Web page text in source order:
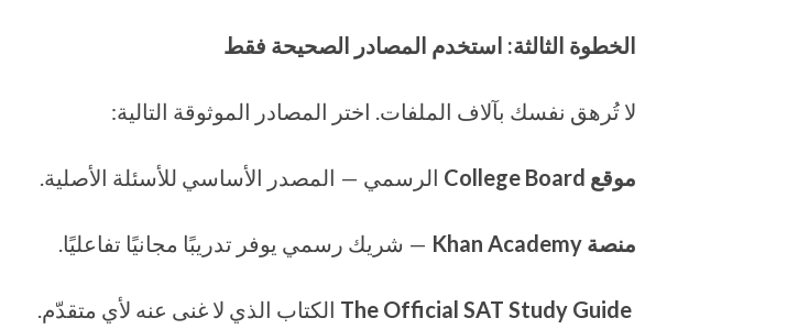
الخطوة الثالثة: استخدم المصادر الصحيحة فقط
لا تُرهق نفسك بآلاف الملفات. اختر المصادر الموثوقة التالية:
موقع الرسمي — المصدر الأساسي للأسئلة الأصلية.
منصة — شريك رسمي يوفر تدريبًا مجانيًا تفاعليًا.
The Official SAT Study Guide الكتاب الذي لا غنى عنه لأي متقدّم.